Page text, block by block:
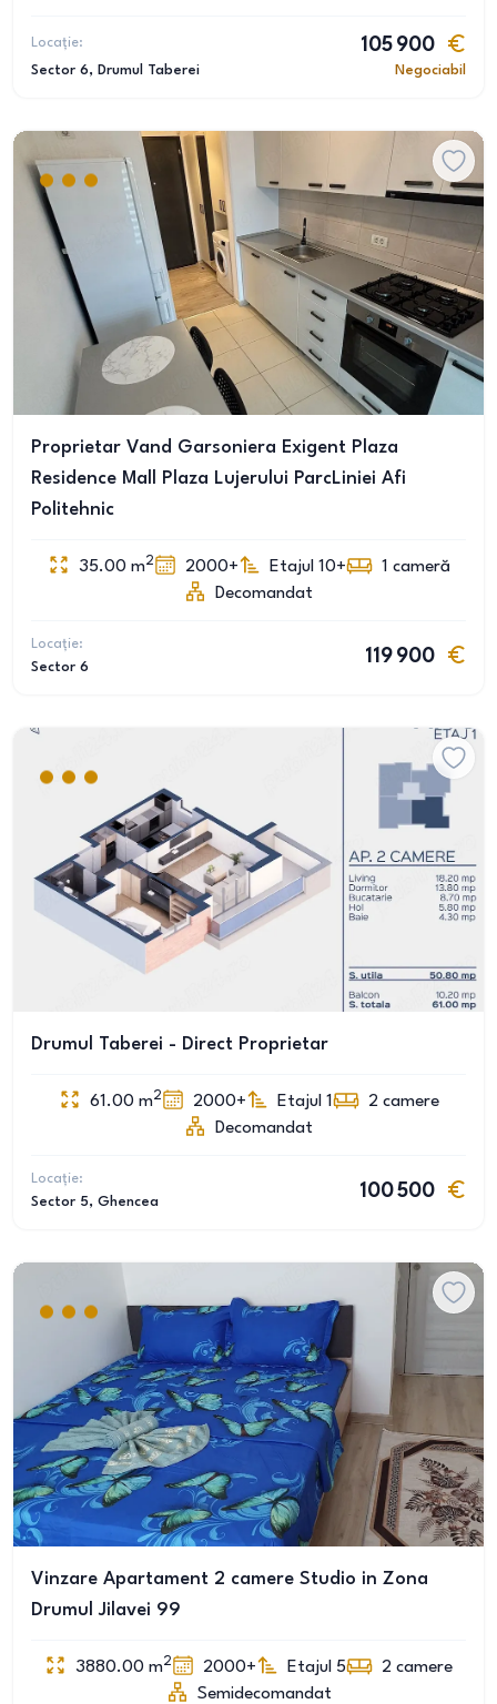
Locație:
Sector 6, Drumul Taberei
105 900
Negociabil
Proprietar Vand Garsoniera Exigent Plaza
Residence Mall Plaza Lujerului ParcLiniei Afi
Politehnic
35.00 m2 2000+ Etajul 10+ 1 cameră
Decomandat
Locație:
Sector 6
119 900
Drumul Taberei - Direct Proprietar
61.00 m2 2000+ Etajul 1 2 camere
Decomandat
Locație:
Sector 5, Ghencea
100 500
Vinzare Apartament 2 camere Studio in Zona
Drumul Jilavei 99
3880.00 m2 2000+ Etajul 5 2 camere
Semidecomandat